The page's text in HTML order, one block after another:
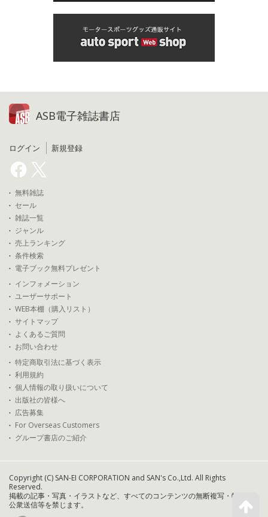
ASB電子雑誌書店
ログイン 新規登録
無料雑誌
セール
雑誌一覧
ジャンル
売上ランキング
条件検索
電子ブック無料プレゼント
インフォメーション
ユーザーサポート
WEB本棚（購入リスト）
サイトマップ
よくあるご質問
お問い合わせ
特定商取引法に基づく表示
利用規約
個人情報の取り扱いについて
出版社の皆様へ
広告募集
For Overseas Customers
グループ書店のご紹介
Copyright (C) SAN-EI CORPORATION and SAN's Co.,Ltd. All Rights
Reserved.
掲載の記事・写真・イラストなど、すべてのコンテンツの無断複写・転載・
公衆送信等を禁じます。